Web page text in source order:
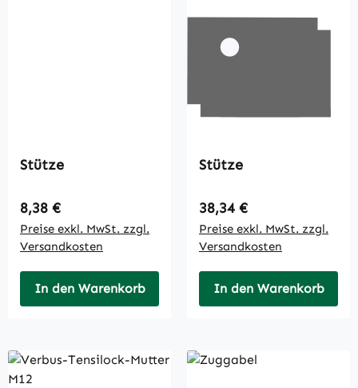
Stütze
Regulärer Preis:
8,38 €
Preise exkl. MwSt. zzgl.
Versandkosten
In den Warenkorb
Stütze
Regulärer Preis:
38,34 €
Preise exkl. MwSt. zzgl.
Versandkosten
In den Warenkorb